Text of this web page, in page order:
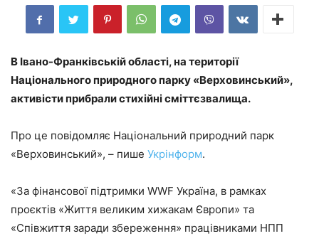
В Івано-Франківській області, на території
Національного природного парку «Верховинський»,
активісти прибрали стихійні сміттєзвалища.
Про це повідомляє Національний природний парк
«Верховинський», – пише Укрінформ.
«За фінансової підтримки WWF Україна, в рамках
проєктів «Життя великим хижакам Європи» та
«Співжиття заради збереження» працівниками НПП